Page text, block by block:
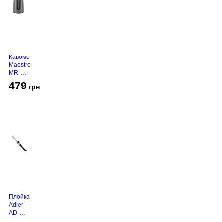
Кавомолка
Maestro
MR-
Grey
479 грн
Плойка
Adler
AD-